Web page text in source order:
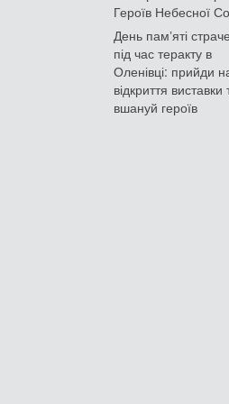
Героїв Небесної
День памʼяті
під час теракту в
Оленівці: прийди
відкриття виставки
вшануй героїв